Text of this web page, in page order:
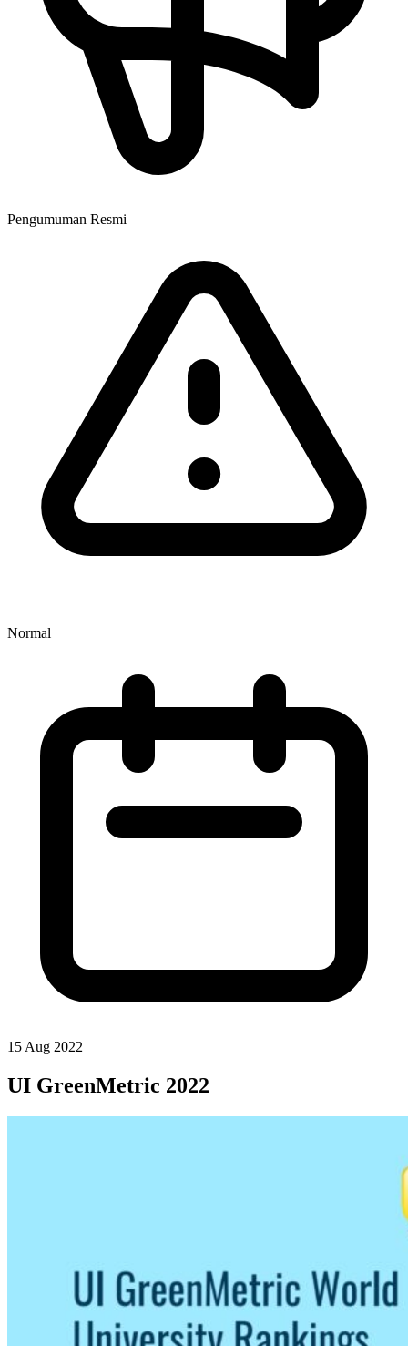
Pengumuman Resmi
Normal
15 Aug 2022
UI GreenMetric 2022